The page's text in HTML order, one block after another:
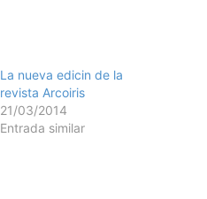
La nueva edicin de la
revista Arcoiris
21/03/2014
Entrada similar